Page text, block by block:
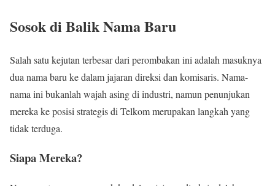
Sosok di Balik Nama Baru
Salah satu kejutan terbesar dari perombakan ini adalah masuknya
dua nama baru ke dalam jajaran direksi dan komisaris. Nama-
nama ini bukanlah wajah asing di industri, namun penunjukan
mereka ke posisi strategis di Telkom merupakan langkah yang
tidak terduga.
Siapa Mereka?